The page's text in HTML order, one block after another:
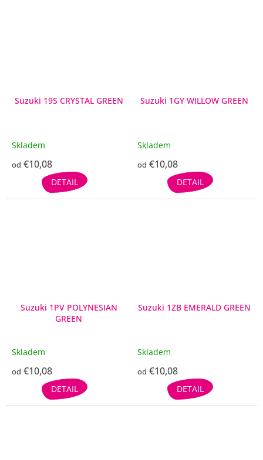
Suzuki 19S CRYSTAL GREEN
Skladem
od €10,08
DETAIL
Suzuki 1GY WILLOW GREEN
Skladem
od €10,08
DETAIL
Suzuki 1PV POLYNESIAN
GREEN
Skladem
od €10,08
DETAIL
Suzuki 1ZB EMERALD GREEN
Skladem
od €10,08
DETAIL